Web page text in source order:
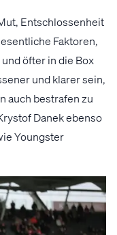
Entschlossenheit
Faktoren,
öfter in die Box
und klarer sein,
auch bestrafen zu
Danek ebenso
Youngster